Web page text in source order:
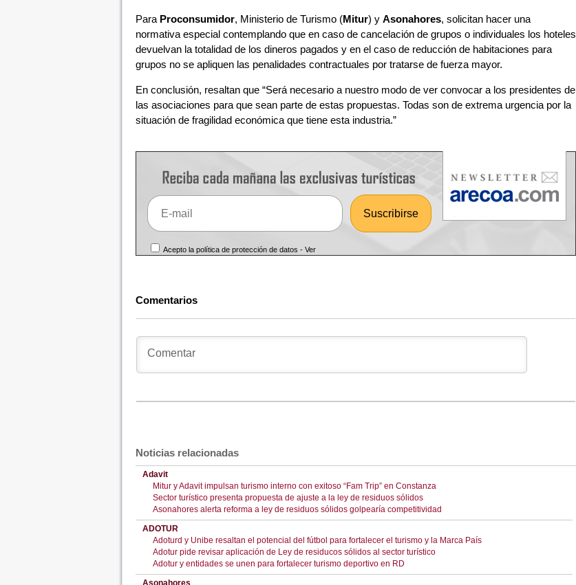
Para Proconsumidor, Ministerio de Turismo (Mitur) y Asonahores, solicitan hacer una
normativa especial contemplando que en caso de cancelación de grupos o individuales los hoteles
devuelvan la totalidad de los dineros pagados y en el caso de reducción de habitaciones para
grupos no se apliquen las penalidades contractuales por tratarse de fuerza mayor.
En conclusión, resaltan que “Será necesario a nuestro modo de ver convocar a los presidentes de
las asociaciones para que sean parte de estas propuestas. Todas son de extrema urgencia por la
situación de fragilidad económica que tiene esta industria.”
Acepto la política de protección de datos -Ver
Comentarios
Noticias relacionadas
Adavit
Mitur y Adavit impulsan turismo interno con exitoso “Fam Trip” en Constanza
Sector turístico presenta propuesta de ajuste a la ley de residuos sólidos
Asonahores alerta reforma a ley de residuos sólidos golpearía competitividad
ADOTUR
Adoturd y Unibe resaltan el potencial del fútbol para fortalecer el turismo y la Marca País
Adotur pide revisar aplicación de Ley de residucos sólidos al sector turístico
Adotur y entidades se unen para fortalecer turismo deportivo en RD
Asonahores